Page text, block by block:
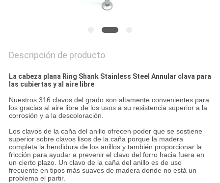
Descripción de producto
La cabeza plana Ring Shank Stainless Steel Annular clava para
las cubiertas y al aire libre
Nuestros 316 clavos del grado son altamente convenientes para
los gracias al aire libre de los usos a su resistencia superior a la
corrosión y a la descoloración.
Los clavos de la caña del anillo ofrecen poder que se sostiene
superior sobre clavos lisos de la caña porque la madera
completa la hendidura de los anillos y también proporcionar la
fricción para ayudar a prevenir el clavo del forro hacia fuera en
un cierto plazo. Un clavo de la caña del anillo es de uso
frecuente en tipos más suaves de madera donde no está un
problema el partir.